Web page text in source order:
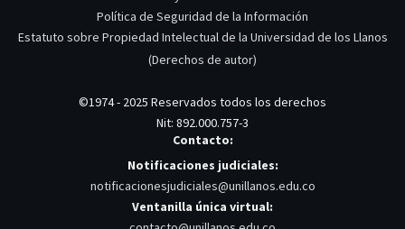
Política de Seguridad de la Información
Estatuto sobre Propiedad Intelectual de la Universidad de los Llanos
(Derechos de autor)
©1974 - 2025 Reservados todos los derechos
Nit: 892.000.757-3
Contacto:
Notificaciones judiciales:
notificacionesjudiciales@unillanos.edu.co
Ventanilla única virtual: